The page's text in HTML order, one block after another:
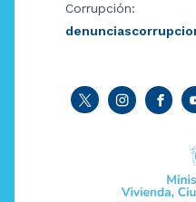
Corrupción: